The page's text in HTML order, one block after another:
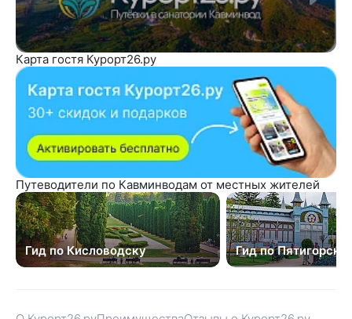
Карта гостя Курорт26.ру
Путеводители по Кавминводам от местных жителей
Гид по Кисловодску Гид по Пятигорску